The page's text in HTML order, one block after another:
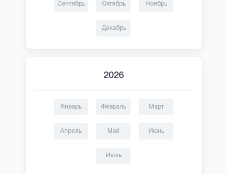
Сентябрь Октябрь Ноябрь
Декабрь
2026
Январь Февраль Март
Апрель Май Июнь
Июль